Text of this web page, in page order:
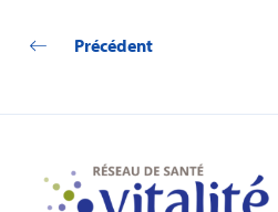
Précédent